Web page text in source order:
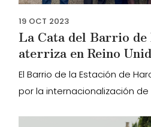
19 OCT 2023
La Cata del Barrio
aterriza en Reino
El Barrio de la Estación de
por la internacionalización de